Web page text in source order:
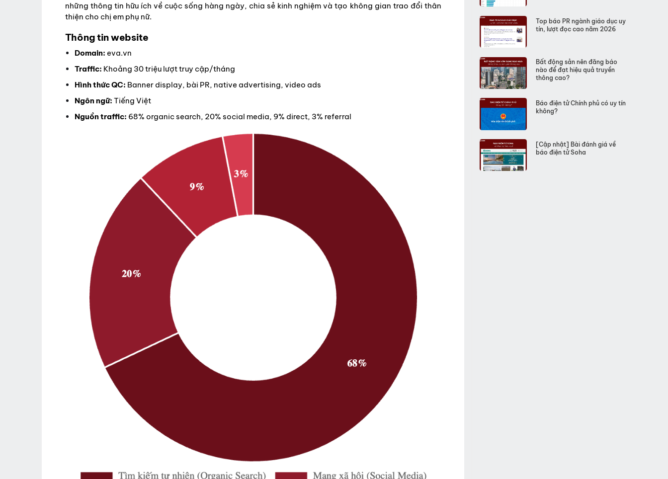
những thông tin hữu ích về cuộc sống hàng ngày, chia sẻ kinh nghiệm và tạo không gian trao đổi thân
thiện cho chị em phụ nữ.
Thông tin website
Domain: eva.vn
Traffic: Khoảng 30 triệu lượt truy cập/tháng
Hình thức QC: Banner display, bài PR, native advertising, video ads
Ngôn ngữ: Tiếng Việt
Nguồn traffic: 68% organic search, 20% social media, 9% direct, 3% referral
Top báo PR ngành giáo dục uy
tín, lượt đọc cao năm 2026
Bất động sản nên đăng báo
nào để đạt hiệu quả truyền
thông cao?
Báo điện tử Chính phủ có uy tín
không?
[Cập nhật] Bài đánh giá về
báo điện tử Soha